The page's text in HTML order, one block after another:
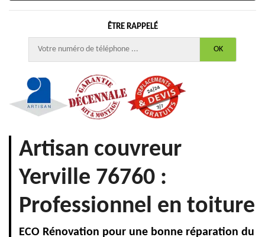
ÊTRE RAPPELÉ
Artisan couvreur
Yerville 76760 :
Professionnel en toiture
ECO Rénovation pour une bonne réparation du